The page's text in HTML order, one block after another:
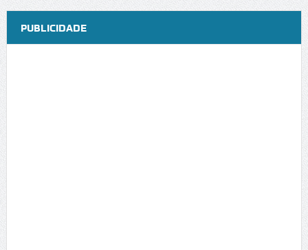
PUBLICIDADE